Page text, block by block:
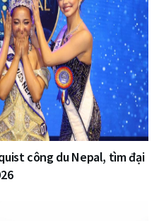
công du Nepal, tìm đại